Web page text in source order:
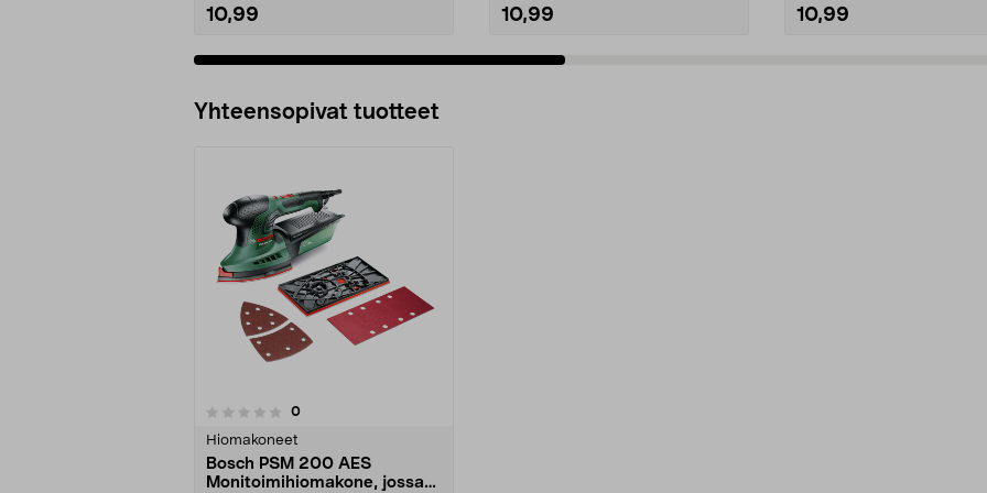
10,99 10,99 10,99
Yhteensopivat tuotteet
0arvostelut
Hiomakoneet
Bosch PSM 200 AES
Monitoimihiomakone, jossa